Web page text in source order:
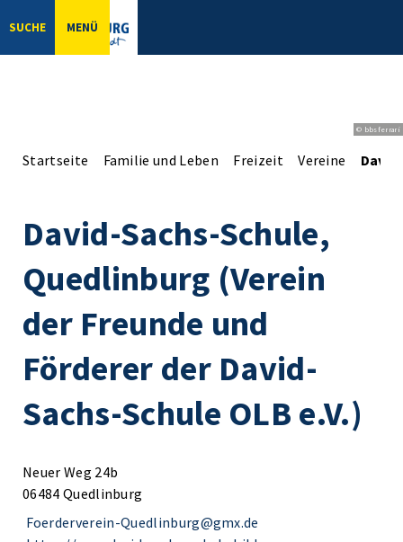
SUCHE MENÜ
© bbsferrari
Startseite Familie und Leben Freizeit Vereine
David-Sachs-Schule,
Quedlinburg (Verein
der Freunde und
Förderer der David-
Sachs-Schule OLB e.V.)
Neuer Weg 24b
06484 Quedlinburg
Foerderverein-Quedlinburg@gmx.de